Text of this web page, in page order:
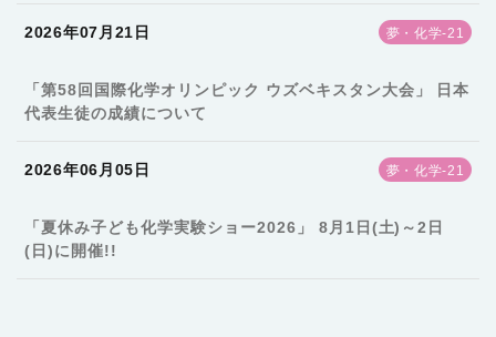
2026年07月21日 夢・化学-21
「第58回国際化学オリンピック ウズベキスタン大会」 日本
代表生徒の成績について
2026年06月05日 夢・化学-21
「夏休み子ども化学実験ショー2026」 8月1日(土)～2日
(日)に開催!!